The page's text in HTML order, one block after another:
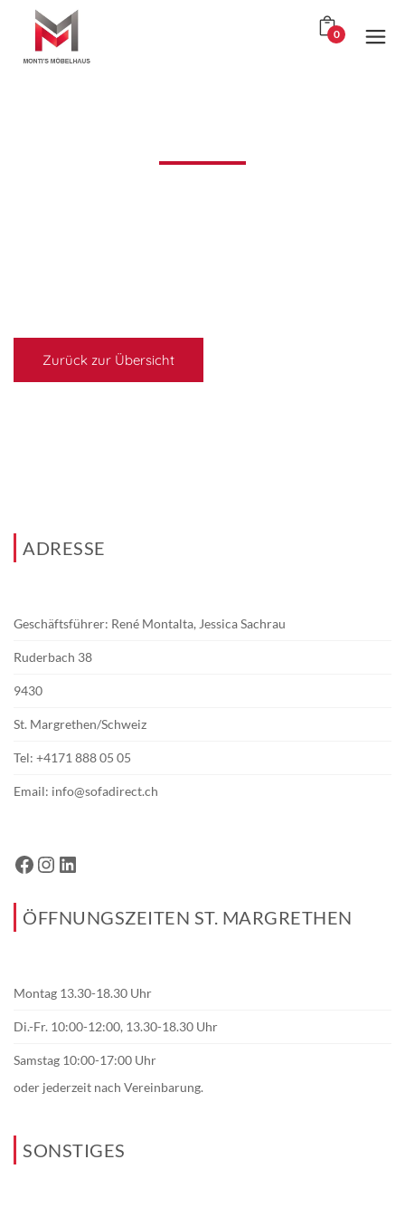
0
Zurück zur Übersicht
ADRESSE
Geschäftsführer: René Montalta, Jessica Sachrau
Ruderbach 38
9430
St. Margrethen/Schweiz
Tel: +4171 888 05 05
Email: info@sofadirect.ch
ÖFFNUNGSZEITEN ST. MARGRETHEN
Montag 13.30-18.30 Uhr
Di.-Fr. 10:00-12:00, 13.30-18.30 Uhr
Samstag 10:00-17:00 Uhr
oder jederzeit nach Vereinbarung.
SONSTIGES